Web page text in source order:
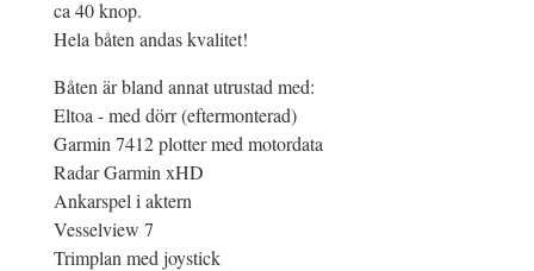
ca 40 knop.
Hela båten andas kvalitet!
Båten är bland annat utrustad med:
Eltoa - med dörr (eftermonterad)
Garmin 7412 plotter med motordata
Radar Garmin xHD
Ankarspel i aktern
Vesselview 7
Trimplan med joystick